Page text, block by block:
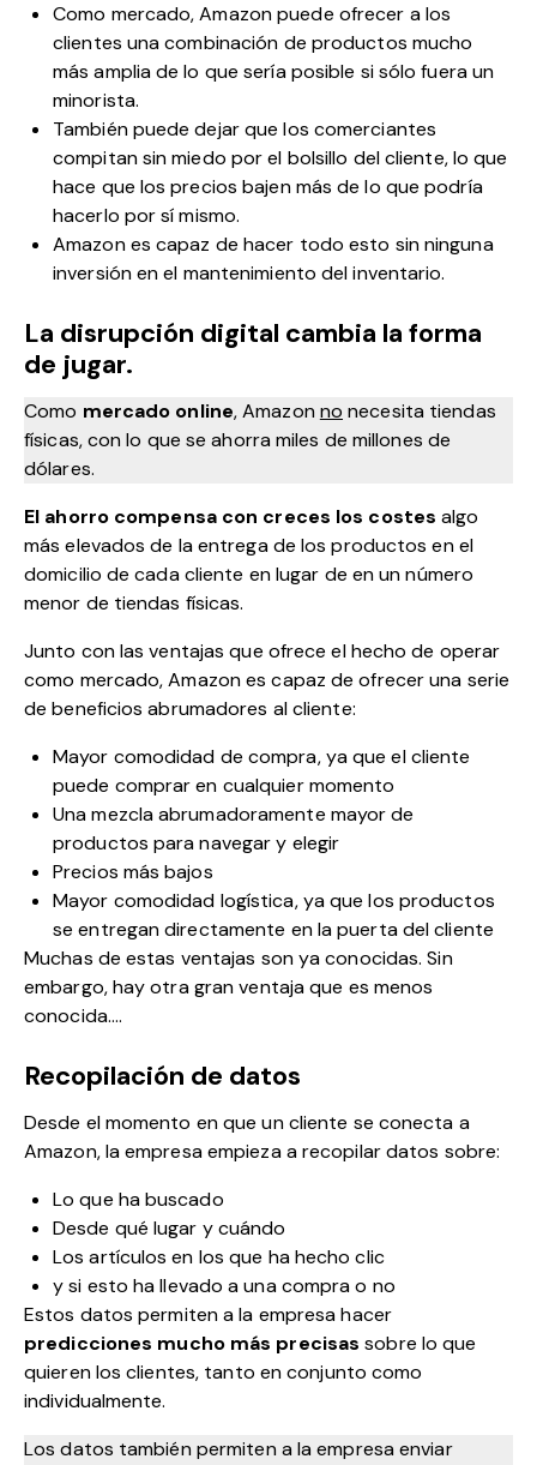
Como mercado, Amazon puede ofrecer a los
clientes una combinación de productos mucho
más amplia de lo que sería posible si sólo fuera un
minorista.
También puede dejar que los comerciantes
compitan sin miedo por el bolsillo del cliente, lo que
hace que los precios bajen más de lo que podría
hacerlo por sí mismo.
Amazon es capaz de hacer todo esto sin ninguna
inversión en el mantenimiento del inventario.
La disrupción digital cambia la forma
de jugar.
Como mercado online, Amazon no necesita tiendas
físicas, con lo que se ahorra miles de millones de
dólares.
El ahorro compensa con creces los costes algo
más elevados de la entrega de los productos en el
domicilio de cada cliente en lugar de en un número
menor de tiendas físicas.
Junto con las ventajas que ofrece el hecho de operar
como mercado, Amazon es capaz de ofrecer una serie
de beneficios abrumadores al cliente:
Mayor comodidad de compra, ya que el cliente
puede comprar en cualquier momento
Una mezcla abrumadoramente mayor de
productos para navegar y elegir
Precios más bajos
Mayor comodidad logística, ya que los productos
se entregan directamente en la puerta del cliente
Muchas de estas ventajas son ya conocidas. Sin
embargo, hay otra gran ventaja que es menos
conocida….
Recopilación de datos
Desde el momento en que un cliente se conecta a
Amazon, la empresa empieza a recopilar datos sobre:
Lo que ha buscado
Desde qué lugar y cuándo
Los artículos en los que ha hecho clic
y si esto ha llevado a una compra o no
Estos datos permiten a la empresa hacer
predicciones mucho más precisas sobre lo que
quieren los clientes, tanto en conjunto como
individualmente.
Los datos también permiten a la empresa enviar